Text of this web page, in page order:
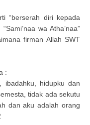
“berserah diri kepada
wa Atha’naa”
firman Allah SWT
:
ibadahku, hidupku dan
tidak ada sekutu
dan aku adalah orang